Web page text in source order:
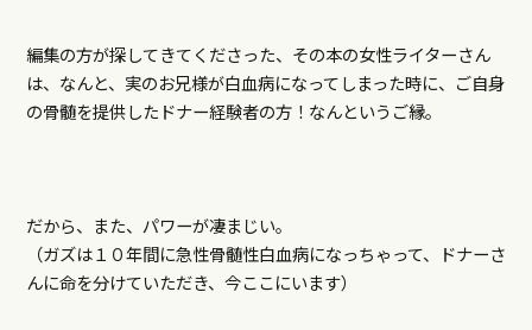
編集の方が探してきてくださった、その本の女性ライターさん
は、なんと、実のお兄様が白血病になってしまった時に、ご自身
の骨髄を提供したドナー経験者の方！なんというご縁。
だから、また、パワーが凄まじい。
（ガズは１０年間に急性骨髄性白血病になっちゃって、ドナーさ
んに命を分けていただき、今ここにいます）